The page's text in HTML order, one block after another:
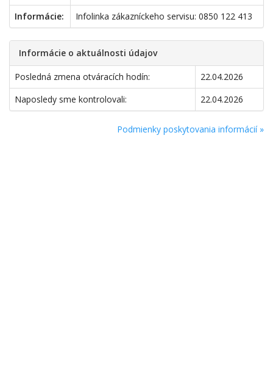
Informácie:
Infolinka zákazníckeho servisu: 0850 122 413
Informácie o aktuálnosti údajov
Posledná zmena otváracích hodín:
22.04.2026
Naposledy sme kontrolovali:
22.04.2026
Podmienky poskytovania informácií »